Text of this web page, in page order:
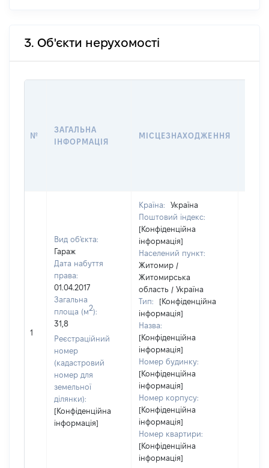
3. Об'єкти нерухомості
№
ЗАГАЛЬНА
ІНФОРМАЦІЯ
МІСЦЕЗНАХОДЖЕННЯ
1
Вид об'єкта:
Гараж
Дата набуття
права:
01.04.2017
Загальна
площа (м2):
31,8
Реєстраційний
номер
(кадастровий
номер для
земельної
ділянки):
[Конфіденційна
інформація]
Країна:
Україна
Поштовий індекс:
[Конфіденційна
інформація]
Населений пункт:
Житомир /
Житомирська
область / Україна
Тип:
[Конфіденційна
інформація]
Назва:
[Конфіденційна
інформація]
Номер будинку:
[Конфіденційна
інформація]
Номер корпусу:
[Конфіденційна
інформація]
Номер квартири:
[Конфіденційна
інформація]